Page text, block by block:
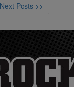
Next Posts >>